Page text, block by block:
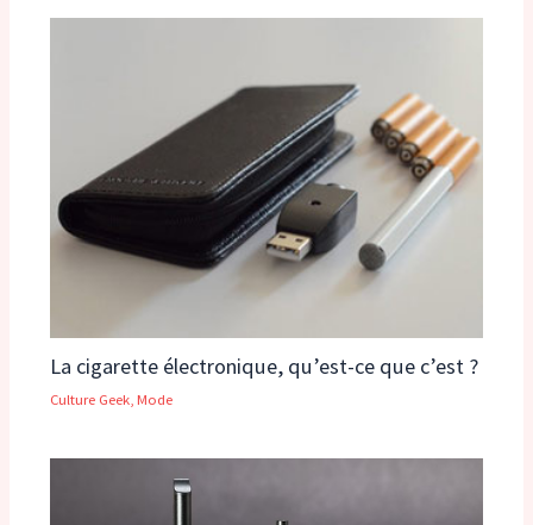
La cigarette électronique, qu’est-ce que c’est ?
Culture Geek,Mode